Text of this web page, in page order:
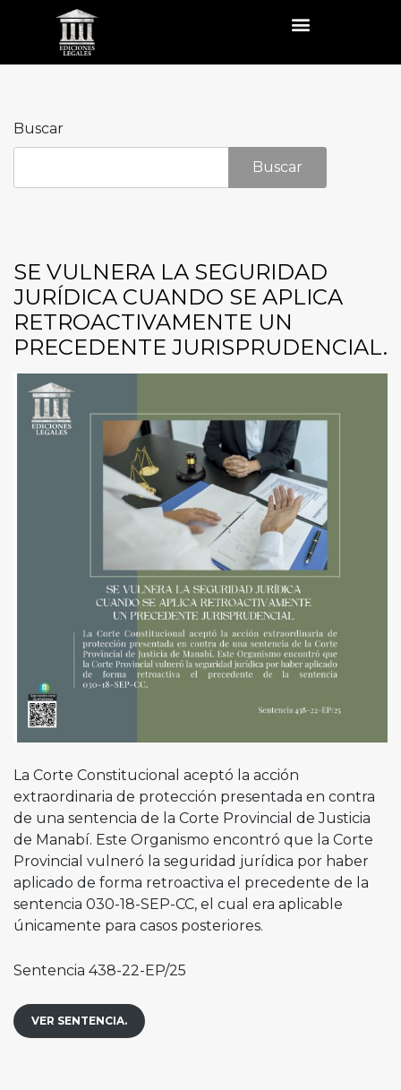
Buscar
Buscar
SE VULNERA LA SEGURIDAD
JURÍDICA CUANDO SE APLICA
RETROACTIVAMENTE UN
PRECEDENTE JURISPRUDENCIAL.
La Corte Constitucional aceptó la acción
extraordinaria de protección presentada en contra
de una sentencia de la Corte Provincial de Justicia
de Manabí. Este Organismo encontró que la Corte
Provincial vulneró la seguridad jurídica por haber
aplicado de forma retroactiva el precedente de la
sentencia 030-18-SEP-CC, el cual era aplicable
únicamente para casos posteriores.
Sentencia 438-22-EP/25
VER SENTENCIA.